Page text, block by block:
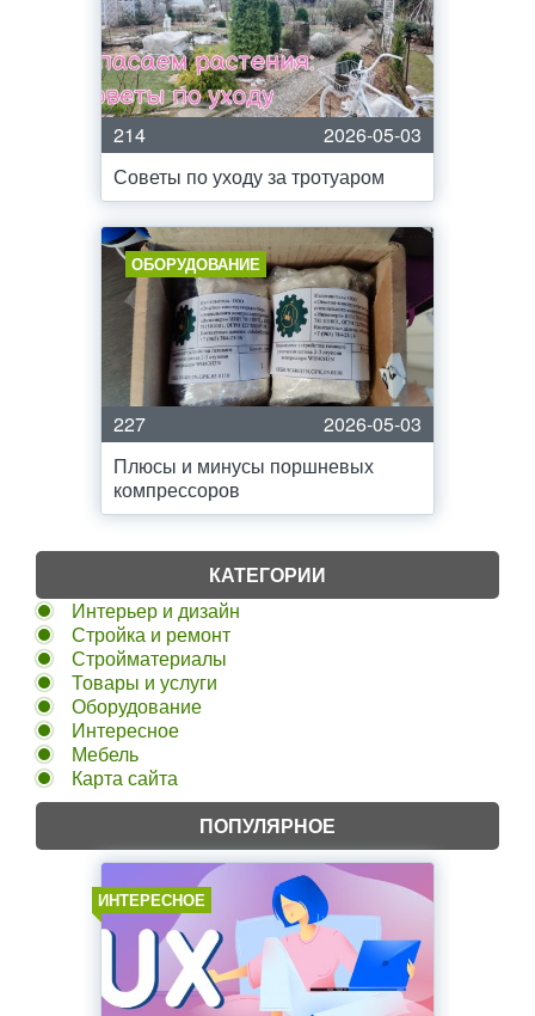
214
2026-05-03
Советы по уходу за тротуаром
ОБОРУДОВАНИЕ
227
2026-05-03
Плюсы и минусы поршневых
компрессоров
КАТЕГОРИИ
Интерьер и дизайн
Стройка и ремонт
Стройматериалы
Товары и услуги
Оборудование
Интересное
Мебель
Карта сайта
ПОПУЛЯРНОЕ
ИНТЕРЕСНОЕ